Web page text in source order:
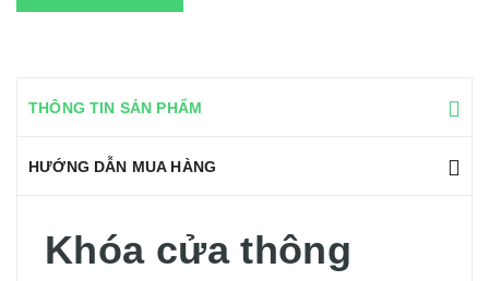
THÔNG TIN SẢN PHẨM
HƯỚNG DẪN MUA HÀNG
Khóa cửa thông